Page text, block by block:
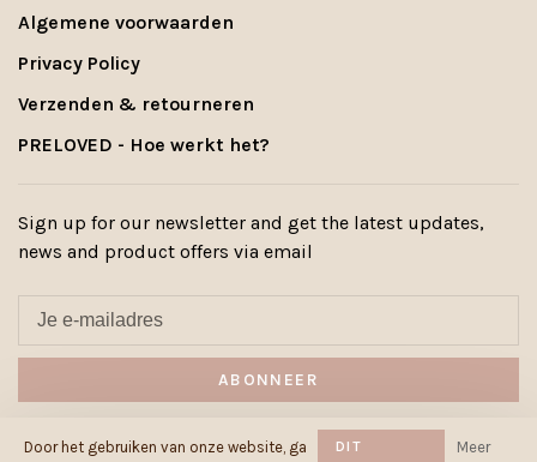
Algemene voorwaarden
Privacy Policy
Verzenden & retourneren
PRELOVED - Hoe werkt het?
Sign up for our newsletter and get the latest updates,
news and product offers via email
ABONNEER
By signing up, you agree to our Privacy Policy.
Door het gebruiken van onze website, ga DIT Meer